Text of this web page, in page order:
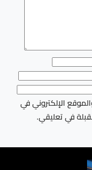
الإلكتروني في
في تعليقي.